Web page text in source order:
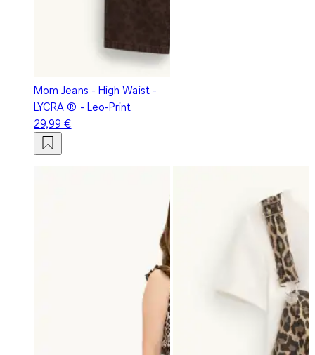
Mom Jeans - High Waist -
LYCRA ® - Leo-Print
29,99 €